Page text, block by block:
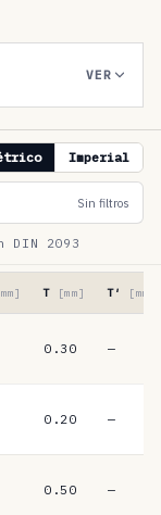
VER
Imperial
Sin filtros
DIN 2093
T [mm] T′ [mm]
0.30 —
0.20 —
0.50 —